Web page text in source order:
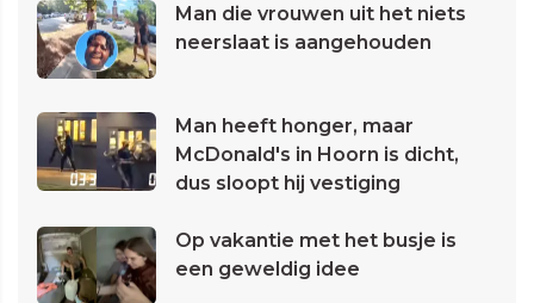
Man die vrouwen uit het niets
neerslaat is aangehouden
Man heeft honger, maar
McDonald's in Hoorn is dicht,
dus sloopt hij vestiging
Op vakantie met het busje is
een geweldig idee